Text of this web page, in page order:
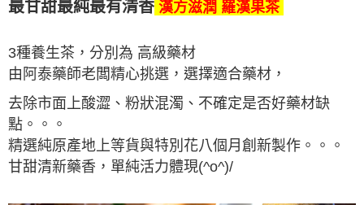
最甘甜最純最有清香 漢方滋潤 羅漢果茶
3種養生茶，分別為 高級藥材
由阿泰藥師老闆精心挑選，選擇適合藥材，
去除市面上酸澀、粉狀混濁、不確定是否好藥材缺
點。。。
精選純原產地上等貨與特別花八個月創新製作。。。
甘甜清新藥香，單純活力體現(^o^)/